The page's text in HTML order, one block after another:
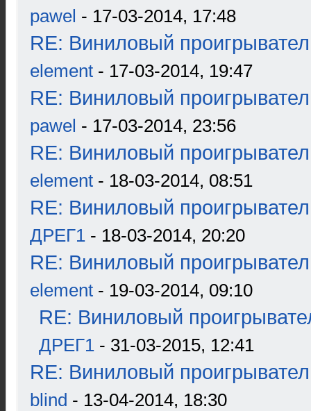
pawel - 17-03-2014, 17:48
RE: Виниловый
element - 17-03-2014, 19:47
RE: Виниловый
pawel - 17-03-2014, 23:56
RE: Виниловый
element - 18-03-2014, 08:51
RE: Виниловый
ДРЕГ1 - 18-03-2014, 20:20
RE: Виниловый
element - 19-03-2014, 09:10
RE: Виниловый
ДРЕГ1 - 31-03-2015, 12:41
RE: Виниловый
blind - 13-04-2014, 18:30